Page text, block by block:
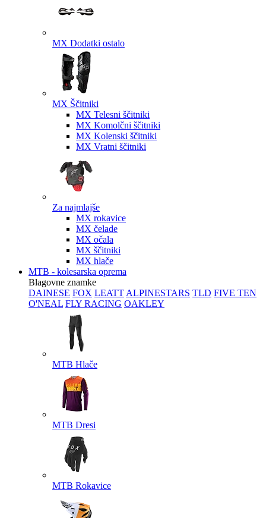
MX Dodatki ostalo
MX Ščitniki
MX Telesni ščitniki
MX Komolčni ščitniki
MX Kolenski ščitniki
MX Vratni ščitniki
Za najmlajše
MX rokavice
MX čelade
MX očala
MX ščitniki
MX hlače
MTB - kolesarska oprema
Blagovne znamke
DAINESE FOX LEATT ALPINESTARS TLD FIVE TEN
O'NEAL FLY RACING OAKLEY
MTB Hlače
MTB Dresi
MTB Rokavice